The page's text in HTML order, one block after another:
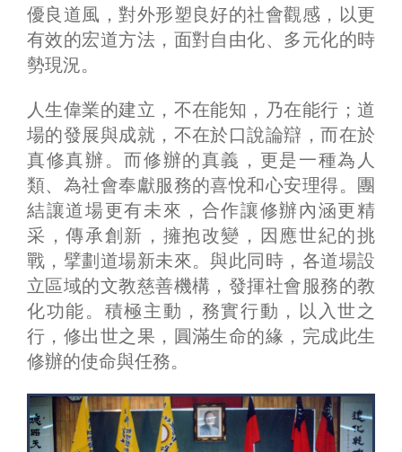
優良道風，對外形塑良好的社會觀感，以更
有效的宏道方法，面對自由化、多元化的時
勢現況。
人生偉業的建立，不在能知，乃在能行；道
場的發展與成就，不在於口說論辯，而在於
真修真辦。而修辦的真義，更是一種為人
類、為社會奉獻服務的喜悅和心安理得。團
結讓道場更有未來，合作讓修辦內涵更精
采，傳承創新，擁抱改變，因應世紀的挑
戰，擘劃道場新未來。與此同時，各道場設
立區域的文教慈善機構，發揮社會服務的教
化功能。積極主動，務實行動，以入世之
行，修出世之果，圓滿生命的緣，完成此生
修辦的使命與任務。